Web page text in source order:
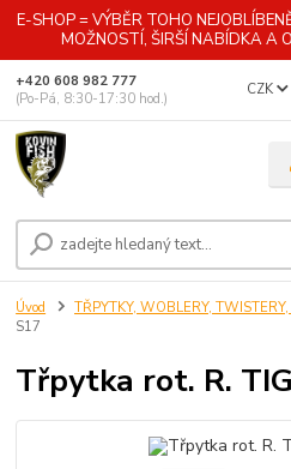
E-SHOP = VÝBĚR TOHO
MOŽNOSTÍ, ŠIRŠÍ NABÍDKA A
CZK
+420 608 982 777
(Po-Pá, 8:30-17:30 hod.)
Úvod TŘPYTKY, WOBLERY, TWISTERY,
S17
Třpytka rot. R.